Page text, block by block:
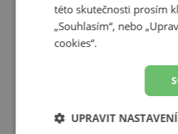
této skutečnosti prosím
„Souhlasím“, nebo
cookies“.
UPRAVIT